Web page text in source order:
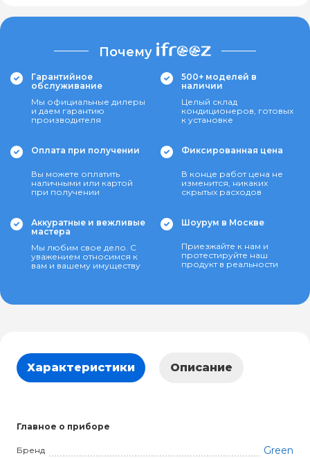
Почему
Гарантийное
обслуживание
Мы официальные дилеры
и даем гарантию
производителя
500+ моделей в
наличии
Целый склад
кондиционеров, готовых
к установке
Оплата при получении
Вы можете оплатить
наличными или картой
при получении
Фиксированная цена
В конце работ цена не
изменится, никаких
скрытых расходов
Аккуратные и вежливые
мастера
Мы любим свое дело. С
уважением относимся к
вам и вашему имуществу
Шоурум в Москве
Приезжайте к нам и
протестируйте наш
продукт в реальности
Характеристики Описание
Главное о приборе
Бренд Green